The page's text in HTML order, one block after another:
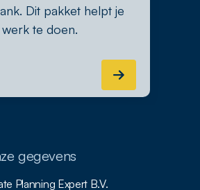
Dit pakket helpt je
te doen.
gegevens
Planning Expert B.V.